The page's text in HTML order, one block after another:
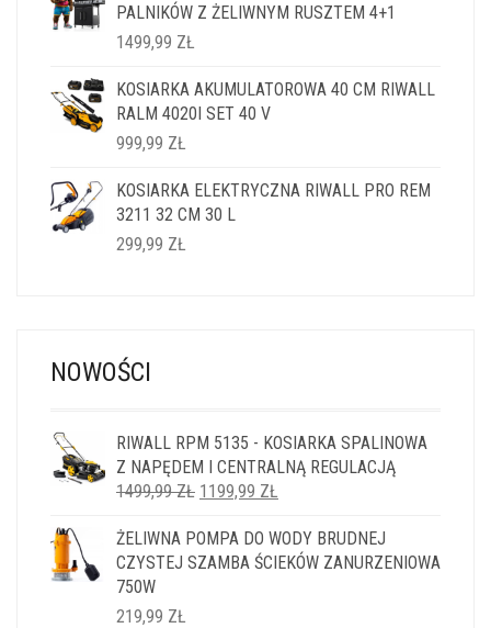
PALNIKÓW Z ŻELIWNYM RUSZTEM 4+1
1499,99 ZŁ
KOSIARKA AKUMULATOROWA 40 CM RIWALL
RALM 4020I SET 40 V
999,99 ZŁ
KOSIARKA ELEKTRYCZNA RIWALL PRO REM
3211 32 CM 30 L
299,99 ZŁ
NOWOŚCI
RIWALL RPM 5135 - KOSIARKA SPALINOWA
Z NAPĘDEM I CENTRALNĄ REGULACJĄ
1499,99ZŁ PIERWOTNA
WYNOSIŁA:
1499,99 ZŁ.
1199,99 ZŁ
WYNOSI:
1199,99 ZŁ.
ŻELIWNA POMPA DO WODY BRUDNEJ
CZYSTEJ SZAMBA ŚCIEKÓW ZANURZENIOWA
750W
219,99 ZŁ